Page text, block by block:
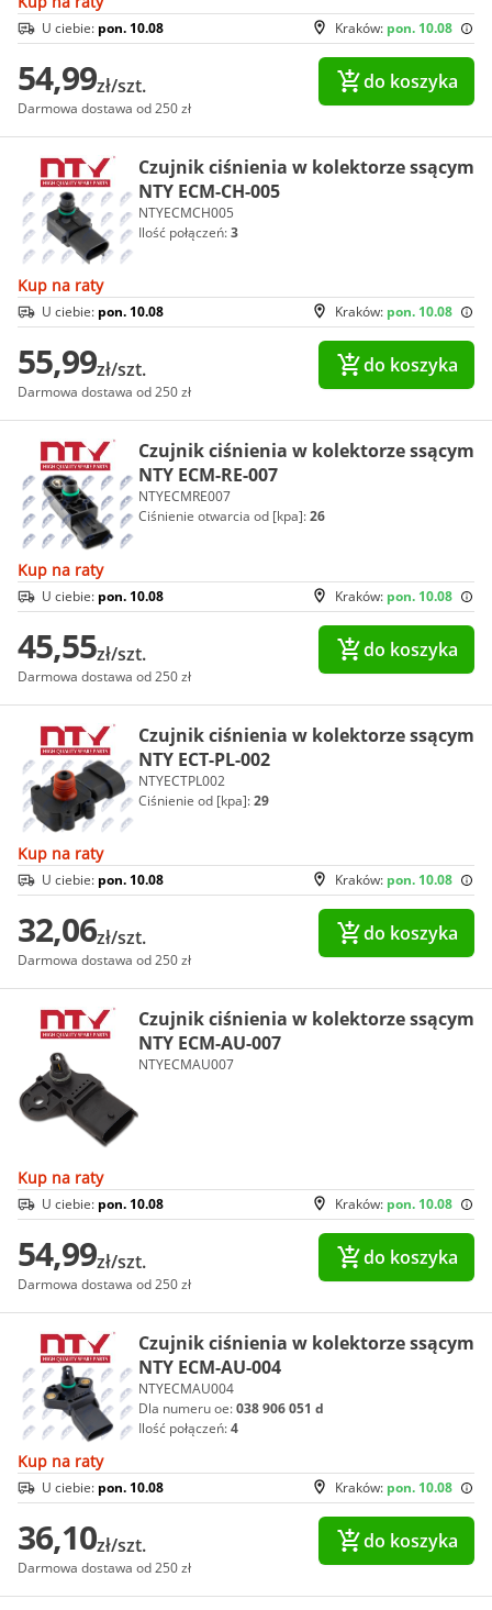
Kraków: pon. 10.08
U ciebie: pon. 10.08
54,99zł/szt.
Darmowa dostawa od 250 zł
do koszyka
Czujnik ciśnienia w kolektorze ssącym
NTY ECM-CH-005
NTYECMCH005
Ilość połączeń:3
Kup na raty
Kraków: pon. 10.08
U ciebie: pon. 10.08
55,99zł/szt.
Darmowa dostawa od 250 zł
do koszyka
Czujnik ciśnienia w kolektorze ssącym
NTY ECM-RE-007
NTYECMRE007
Ciśnienie otwarcia od [kpa]:26
Kup na raty
Kraków: pon. 10.08
U ciebie: pon. 10.08
45,55zł/szt.
Darmowa dostawa od 250 zł
do koszyka
Czujnik ciśnienia w kolektorze ssącym
NTY ECT-PL-002
NTYECTPL002
Ciśnienie od [kpa]:29
Kup na raty
Kraków: pon. 10.08
U ciebie: pon. 10.08
32,06zł/szt.
Darmowa dostawa od 250 zł
do koszyka
Czujnik ciśnienia w kolektorze ssącym
NTY ECM-AU-007
NTYECMAU007
Kup na raty
Kraków: pon. 10.08
U ciebie: pon. 10.08
54,99zł/szt.
Darmowa dostawa od 250 zł
do koszyka
Czujnik ciśnienia w kolektorze ssącym
NTY ECM-AU-004
NTYECMAU004
Dla numeru oe:038 906 051 d
Ilość połączeń:4
Kup na raty
Kraków: pon. 10.08
U ciebie: pon. 10.08
36,10zł/szt.
Darmowa dostawa od 250 zł
do koszyka